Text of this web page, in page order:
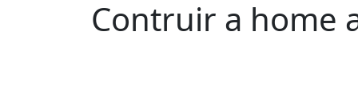
Contruir a home